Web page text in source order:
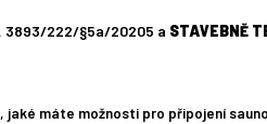
3893/222/§5a/20205 a STAVEBNĚ
máte možnosti pro připojení